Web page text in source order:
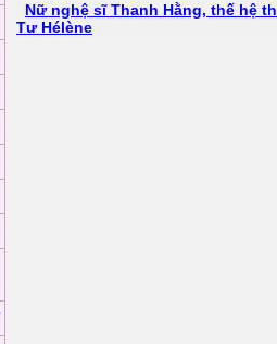
Nữ nghệ sĩ Thanh Hằng, thế hệ
Tư Hélène